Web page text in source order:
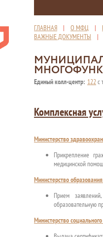
ГЛАВНАЯ | О МФЦ |
ВАЖНЫЕ ДОКУМЕНТЫ
Единый колл-центр: 122с
Комплексная
Министерство
Прикрепление
медицинской
Министерство
Прием
образовательную
Министерство